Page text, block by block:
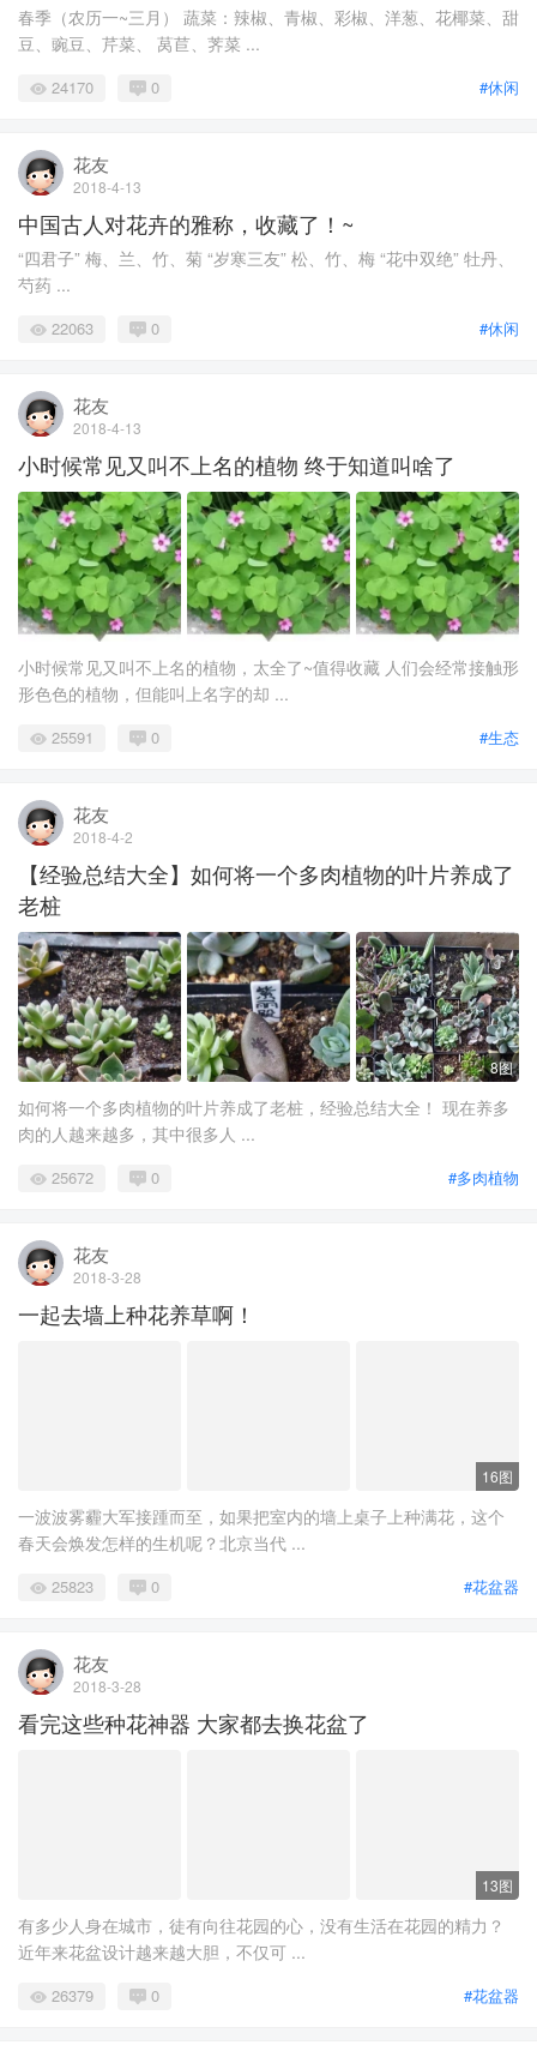
春季（农历一~三月） 蔬菜：辣椒、青椒、彩椒、洋葱、花椰菜、甜
豆、豌豆、芹菜、 莴苣、荠菜 ...
#休闲
24170 0
花友
2018-4-13
中国古人对花卉的雅称，收藏了！~
“四君子” 梅、兰、竹、菊 “岁寒三友” 松、竹、梅 “花中双绝” 牡丹、
芍药 ...
#休闲
22063 0
花友
2018-4-13
小时候常见又叫不上名的植物 终于知道叫啥了
小时候常见又叫不上名的植物，太全了~值得收藏 人们会经常接触形
形色色的植物，但能叫上名字的却 ...
#生态
25591 0
花友
2018-4-2
【经验总结大全】如何将一个多肉植物的叶片养成了
老桩
8图
如何将一个多肉植物的叶片养成了老桩，经验总结大全！ 现在养多
肉的人越来越多，其中很多人 ...
#多肉植物
25672 0
花友
2018-3-28
一起去墙上种花养草啊！
16图
一波波雾霾大军接踵而至，如果把室内的墙上桌子上种满花，这个
春天会焕发怎样的生机呢？北京当代 ...
#花盆器
25823 0
花友
2018-3-28
看完这些种花神器 大家都去换花盆了
13图
有多少人身在城市，徒有向往花园的心，没有生活在花园的精力？
近年来花盆设计越来越大胆，不仅可 ...
#花盆器
26379 0